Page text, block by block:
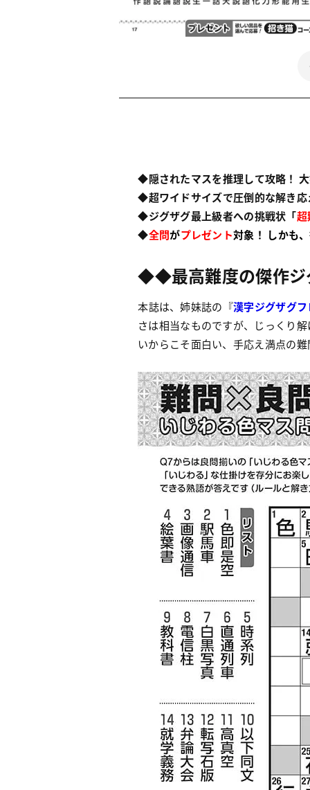
◆隠されたマスを推理して攻略！
◆超ワイドサイズで圧倒的な解き応
◆ジグザグ最上級者への挑戦状「超
◆全問がプレゼント対象！ しかも、
◆◆最高難度の傑作
本誌は、姉妹誌の『漢字ジグザグ
さは相当なものですが、じっくり
いからこそ面白い、手応え満点の